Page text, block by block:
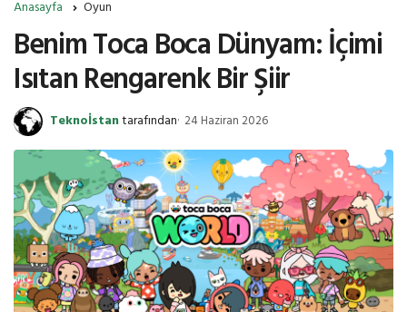
Anasayfa Oyun
Benim Toca Boca Dünyam: İçimi
Isıtan Rengarenk Bir Şiir
Teknoİstantarafından 24 Haziran 2026